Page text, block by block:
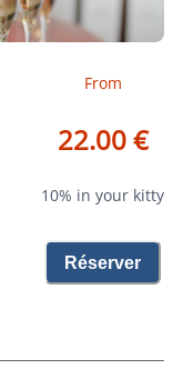
From
22.00 €
10% in your kitty
Réserver